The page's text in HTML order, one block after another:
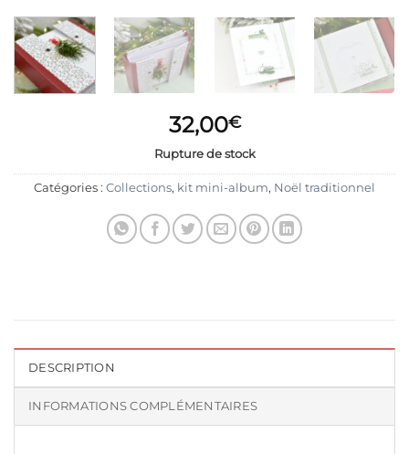
32,00€
Rupture de stock
Catégories : Collections, kit mini-album, Noël traditionnel
DESCRIPTION
INFORMATIONS COMPLÉMENTAIRES